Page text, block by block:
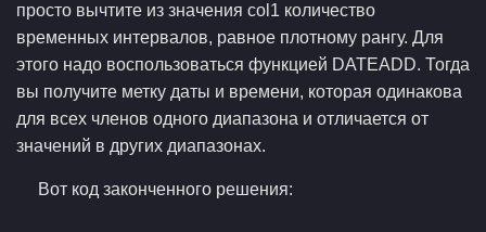
просто вычтите из значения col1 количество
временных интервалов, равное плотному рангу. Для
этого надо воспользоваться функцией DATEADD. Тогда
вы получите метку даты и времени, которая одинакова
для всех членов одного диапазона и отличается от
значений в других диапазонах.
Вот код законченного решения: